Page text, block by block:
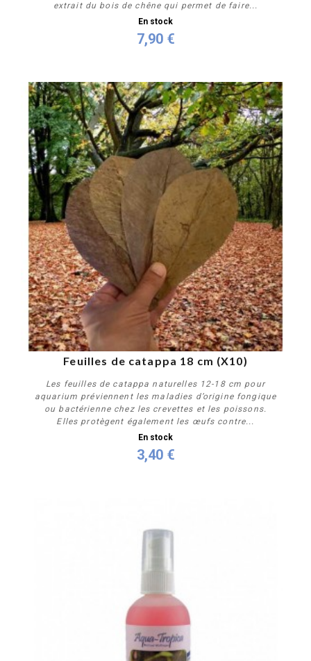
extrait du bois de chêne qui permet de faire...
En stock
7,90 €
Feuilles de catappa 18 cm (X10)
Les feuilles de catappa naturelles 12-18 cm pour
aquarium préviennent les maladies d’origine fongique
ou bactérienne chez les crevettes et les poissons.
Elles protègent également les œufs contre...
En stock
3,40 €